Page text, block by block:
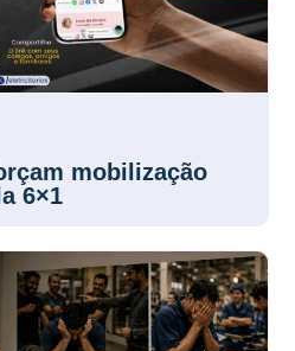
mobilização
6×1